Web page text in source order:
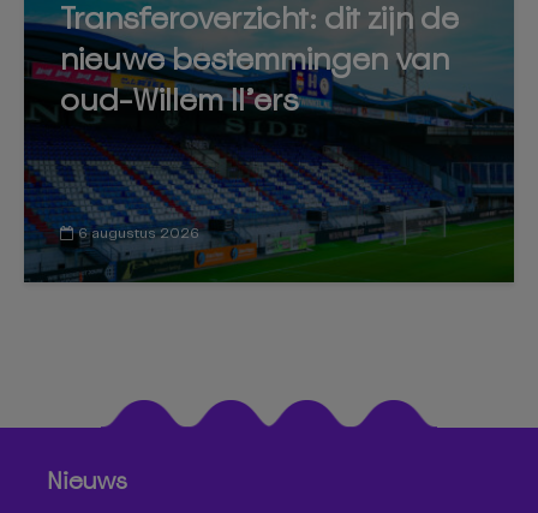
Transferoverzicht: dit zijn de
nieuwe bestemmingen van
oud-Willem II’ers
6 augustus 2026
Nieuws